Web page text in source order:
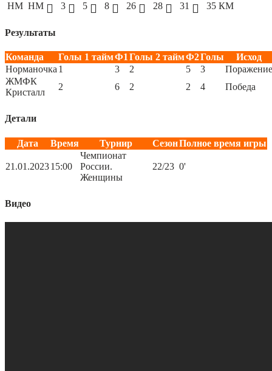
НМ НМ 3 5 8 26 28 31 35 КМ
Результаты
Команда Голы 1 таймФ1 Голы 2 таймФ2Голы
Исход
Норманочка 1 3 2 5 3
Поражение
ЖМФК
Кристалл
2 6 2 2 4 Победа
Детали
Дата Время Турнир СезонПолное время игры
21.01.202315:00
Чемпионат
России.
Женщины
22/23 0'
Видео